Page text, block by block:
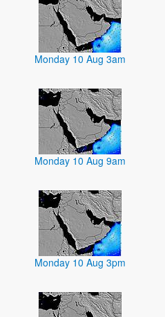
Monday 10 Aug 3am
Monday 10 Aug 9am
Monday 10 Aug 3pm